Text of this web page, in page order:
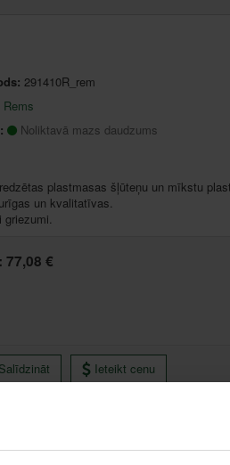
291410R_rem
Rems
Noliktavā mazs daudzums
plastmasas šļūteņu un mīkstu
un kvalitatīvas.
griezumi.
77,08 €
Salīdzināt Ieteikt cenu